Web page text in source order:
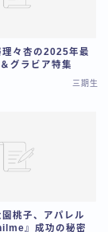
理々杏の2025年最
グラビア特集
三期生
桃子、アパレル
』成功の秘密